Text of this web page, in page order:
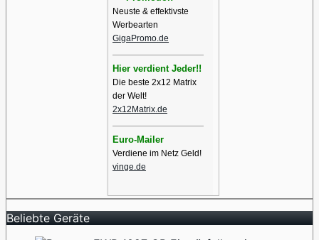
Neuste & effektivste
Werbearten
GigaPromo.de
Hier verdient Jeder!!
Die beste 2x12 Matrix
der Welt!
2x12Matrix.de
Euro-Mailer
Verdiene im Netz Geld!
vinge.de
Beliebte Geräte